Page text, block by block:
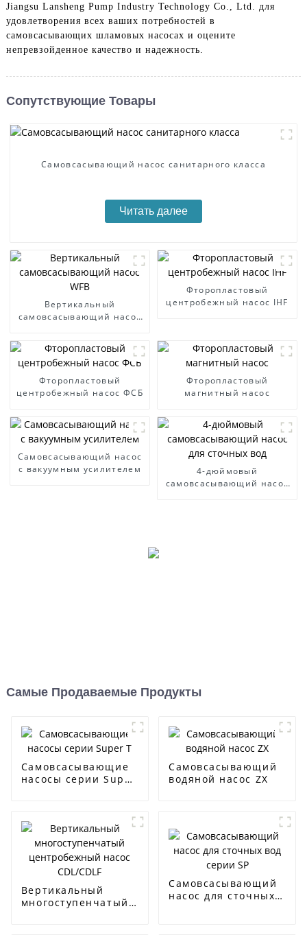
Jiangsu Lansheng Pump Industry Technology Co., Ltd. для
удовлетворения всех ваших потребностей в
самовсасывающих шламовых насосах и оцените
непревзойденное качество и надежность.
Сопутствующие Товары
Самовсасывающий насос санитарного класса
Читать далее
Вертикальный
самовсасывающий насос
Фторопластовый
центробежный насос IHF
Фторопластовый
центробежный насос ФСБ
Фторопластовый
магнитный насос
Самовсасывающий насос
с вакуумным усилителем
4-дюймовый
самовсасывающий насос
Самые Продаваемые Продукты
Самовсасывающие
насосы серии Super
Самовсасывающий
водяной насос ZX
Вертикальный
многоступенчатый
Самовсасывающий
насос для сточных